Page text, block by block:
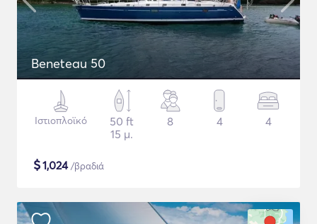
Beneteau 50
Ιστιοπλοϊκό
50 ft
15 μ.
8 4 4
$1,024/βραδιά